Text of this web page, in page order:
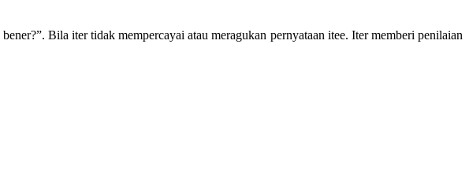
Bila iter tidak mempercayai atau meragukan pernyataan itee. Iter memberi penilaian